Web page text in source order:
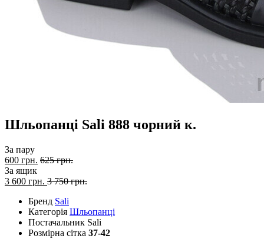
Шльопанці Sali 888 чорний к.
За пару
600 грн. 625 грн.
За ящик
3 600 грн. 3 750 грн.
Бренд Sali
Категорія Шльопанці
Постачальник Sali
Розмірна сітка 37-42